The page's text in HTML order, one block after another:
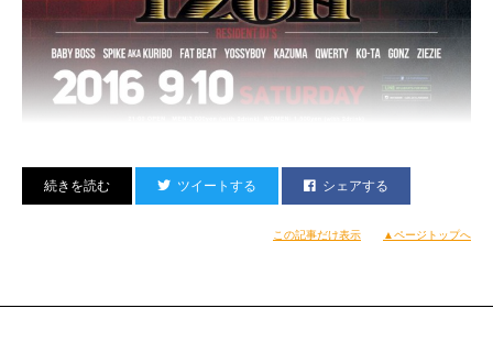
ツイートする シェアする
この記事だけ表示 ▲ページトップへ